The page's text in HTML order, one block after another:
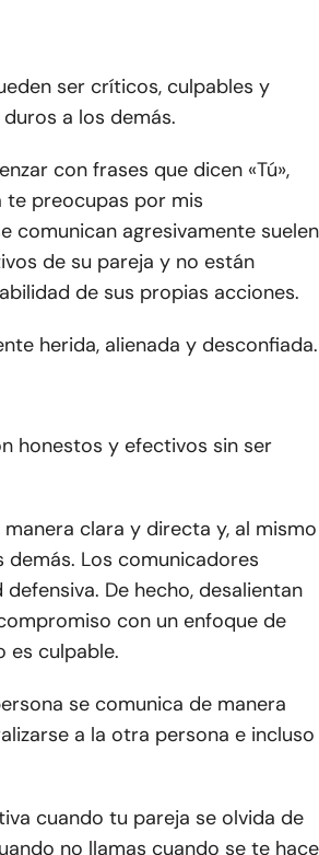
ser críticos, culpables y
a los demás.
con frases que dicen «Tú»,
te preocupas por mis
comunican agresivamente suelen
de su pareja y no están
de sus propias acciones.
herida, alienada y desconfiada.
honestos y efectivos sin ser
clara y directa y, al mismo
Los comunicadores
De hecho, desalientan
con un enfoque de
es culpable.
se comunica de manera
a la otra persona e incluso
cuando tu pareja se olvida de
no llamas cuando se te hace